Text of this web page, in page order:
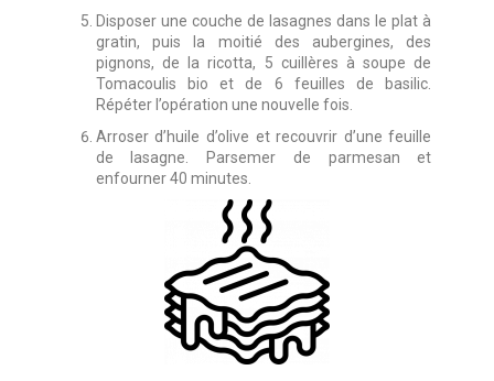
Disposer une couche de lasagnes dans le plat à
gratin, puis la moitié des aubergines, des
pignons, de la ricotta, 5 cuillères à soupe de
Tomacoulis bio et de 6 feuilles de basilic.
Répéter l’opération une nouvelle fois.
Arroser d’huile d’olive et recouvrir d’une feuille
de lasagne. Parsemer de parmesan et
enfourner 40 minutes.